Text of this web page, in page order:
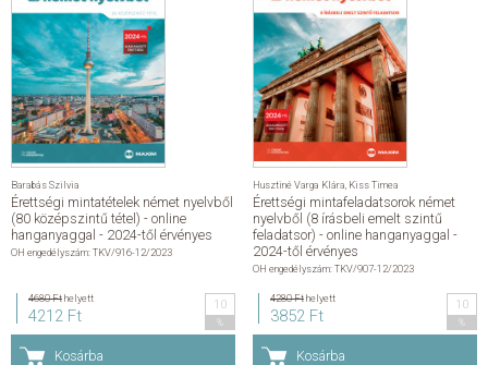
Barabás Szilvia
Érettségi mintatételek német nyelvből
(80 középszintű tétel) - online
hanganyaggal - 2024-től érvényes
OH engedélyszám: TKV/916-12/2023
4680 Fthelyett
4212 Ft
10
Kosárba
Husztiné Varga Klára Kiss Timea
Érettségi mintafeladatsorok német
nyelvből (8 írásbeli emelt szintű
feladatsor) - online hanganyaggal -
2024-től érvényes
OH engedélyszám: TKV/907-12/2023
4280 Fthelyett
3852 Ft
10
Kosárba